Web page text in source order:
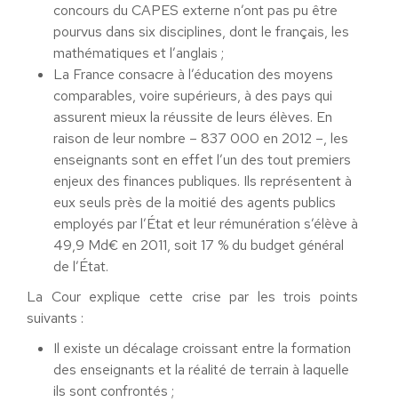
concours du CAPES externe n’ont pas pu être
pourvus dans six disciplines, dont le français, les
mathématiques et l’anglais ;
La France consacre à l’éducation des moyens
comparables, voire supérieurs, à des pays qui
assurent mieux la réussite de leurs élèves. En
raison de leur nombre – 837 000 en 2012 –, les
enseignants sont en effet l’un des tout premiers
enjeux des finances publiques. Ils représentent à
eux seuls près de la moitié des agents publics
employés par l’État et leur rémunération s’élève à
49,9 Md€ en 2011, soit 17 % du budget général
de l’État.
La Cour explique cette crise par les trois points
suivants :
Il existe un décalage croissant entre la formation
des enseignants et la réalité de terrain à laquelle
ils sont confrontés ;